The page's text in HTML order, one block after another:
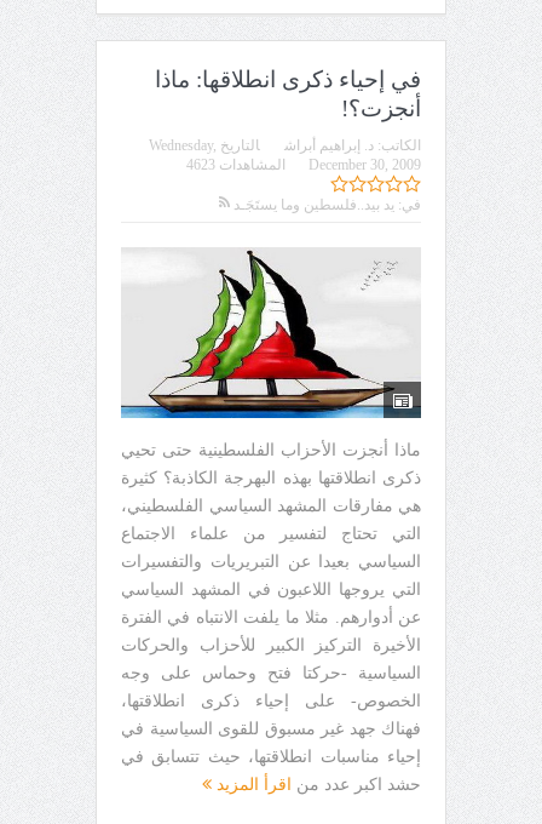
في إحياء ذكرى انطلاقها: ماذا
أنجزت؟!
الكاتب: د. إبراهيم أبراش التاريخ Wednesday,
December 30, 2009
في: يد بيد..فلسطين وما يستَجَـد
المشاهدات 4623
ماذا أنجزت الأحزاب الفلسطينية حتى تحيي
ذكرى انطلاقتها بهذه البهرجة الكاذبة؟ كثيرة
هي مفارقات المشهد السياسي الفلسطيني،
التي تحتاج لتفسير من علماء الاجتماع
السياسي بعيدا عن التبريريات والتفسيرات
التي يروجها اللاعبون في المشهد السياسي
عن أدوارهم. مثلا ما يلفت الانتباه في الفترة
الأخيرة التركيز الكبير للأحزاب والحركات
السياسية -حركتا فتح وحماس على وجه
الخصوص- على إحياء ذكرى انطلاقتها،
فهناك جهد غير مسبوق للقوى السياسية في
إحياء مناسبات انطلاقتها، حيث تتسابق في
حشد اكبر عدد من
اقرأ المزيد